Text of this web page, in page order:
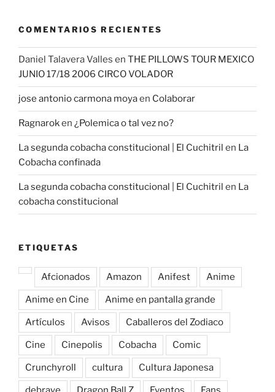
COMENTARIOS RECIENTES
Daniel Talavera Valles en THE PILLOWS TOUR MEXICO
JUNIO 17/18 2006 CIRCO VOLADOR
jose antonio carmona moyaen Colaborar
Ragnaroken ¿Polemica o tal vez no?
La segunda cobacha constitucional | El Cuchitril en La
Cobacha confinada
La segunda cobacha constitucional | El Cuchitril en La
cobacha constitucional
ETIQUETAS
Afcionados Amazon Anifest Anime
Anime en Cine Anime en pantalla grande
Artículos Avisos Caballeros del Zodiaco
Cine Cinepolis Cobacha Comic
Crunchyroll cultura Cultura Japonesa